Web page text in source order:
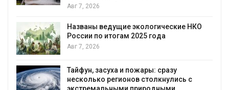
Авг 6, 2026
В китайской провинции Шэньси из-за
паводков эвакуировали более 140
человек
МЕГА и ВкусВилл установили
экообменники для сбора вторсырья